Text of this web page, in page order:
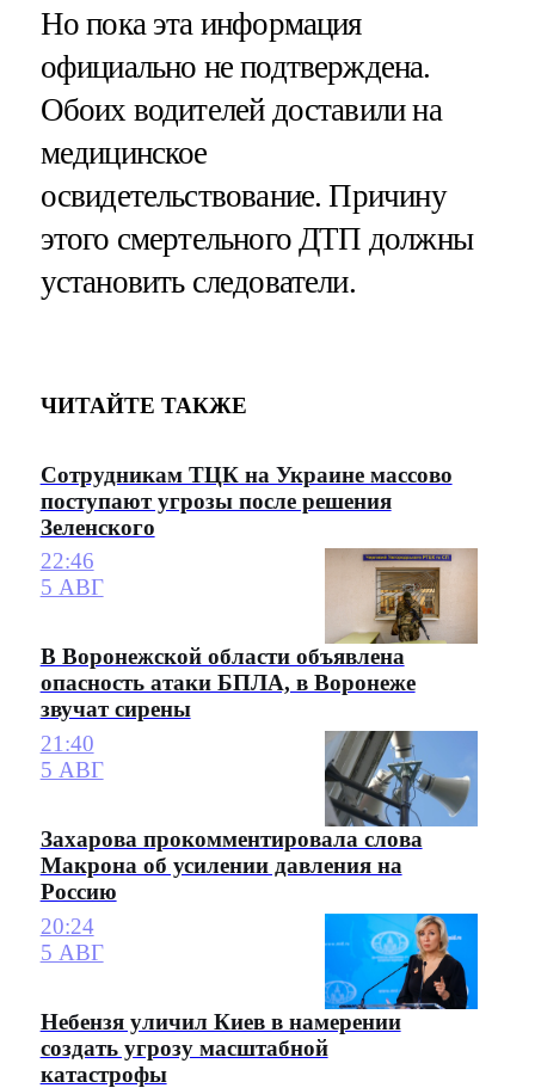
Но пока эта информация
официально не подтверждена.
Обоих водителей доставили на
медицинское
освидетельствование. Причину
этого смертельного ДТП должны
установить следователи.
ЧИТАЙТЕ ТАКЖЕ
Сотрудникам ТЦК на Украине массово
поступают угрозы после решения
Зеленского
22:46
5 АВГ
В Воронежской области объявлена
опасность атаки БПЛА, в Воронеже
звучат сирены
21:40
5 АВГ
Захарова прокомментировала слова
Макрона об усилении давления на
Россию
20:24
5 АВГ
Небензя уличил Киев в намерении
создать угрозу масштабной
катастрофы